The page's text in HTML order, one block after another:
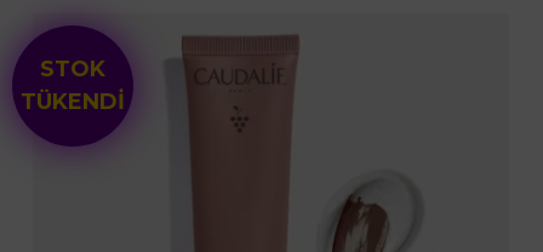
STOK
TÜKENDİ